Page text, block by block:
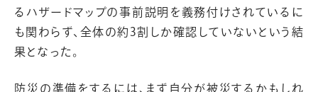
るハザードマップの事前説明を義務付けされているに
も関わらず、全体の約3割しか確認していないという結
果となった。
防災の準備をするには、まず自分が被災するかもしれ